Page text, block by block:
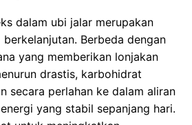
dalam ubi jalar merupakan
Berbeda dengan
yang memberikan lonjakan
drastis, karbohidrat
secara perlahan ke dalam aliran
yang stabil sepanjang hari.